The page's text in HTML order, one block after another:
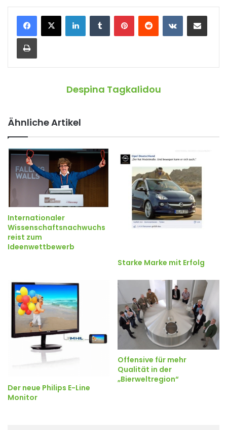
Despina Tagkalidou
Ähnliche Artikel
Internationaler
Wissenschaftsnachwuchs
reist zum
Ideenwettbewerb
Starke Marke mit Erfolg
Der neue Philips E-Line
Monitor
Offensive für mehr
Qualität in der
„Bierweltregion“